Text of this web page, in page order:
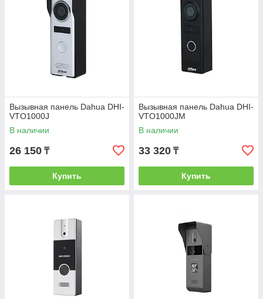
Вызывная панель Dahua DHI-
VTO1000J
В наличии
26 150 ₸
Купить
Вызывная панель Dahua DHI-
VTO1000JM
В наличии
33 320 ₸
Купить